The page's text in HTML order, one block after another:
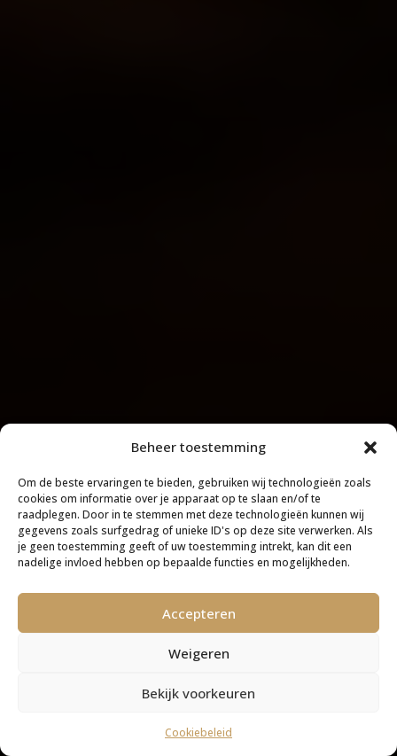
Beheer toestemming
Om de beste ervaringen te bieden, gebruiken wij technologieën zoals
cookies om informatie over je apparaat op te slaan en/of te
raadplegen. Door in te stemmen met deze technologieën kunnen wij
gegevens zoals surfgedrag of unieke ID's op deze site verwerken. Als
je geen toestemming geeft of uw toestemming intrekt, kan dit een
nadelige invloed hebben op bepaalde functies en mogelijkheden.
Accepteren
Weigeren
Bekijk voorkeuren
Cookiebeleid